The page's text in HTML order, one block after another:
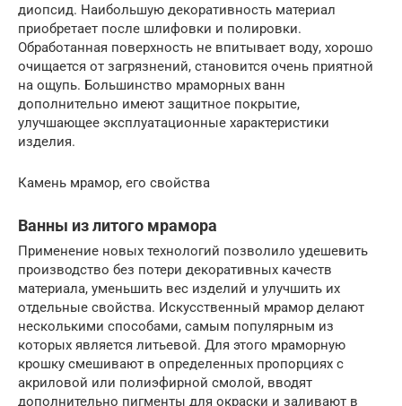
диопсид. Наибольшую декоративность материал
приобретает после шлифовки и полировки.
Обработанная поверхность не впитывает воду, хорошо
очищается от загрязнений, становится очень приятной
на ощупь. Большинство мраморных ванн
дополнительно имеют защитное покрытие,
улучшающее эксплуатационные характеристики
изделия.
Камень мрамор, его свойства
Ванны из литого мрамора
Применение новых технологий позволило удешевить
производство без потери декоративных качеств
материала, уменьшить вес изделий и улучшить их
отдельные свойства. Искусственный мрамор делают
несколькими способами, самым популярным из
которых является литьевой. Для этого мраморную
крошку смешивают в определенных пропорциях с
акриловой или полиэфирной смолой, вводят
дополнительно пигменты для окраски и заливают в